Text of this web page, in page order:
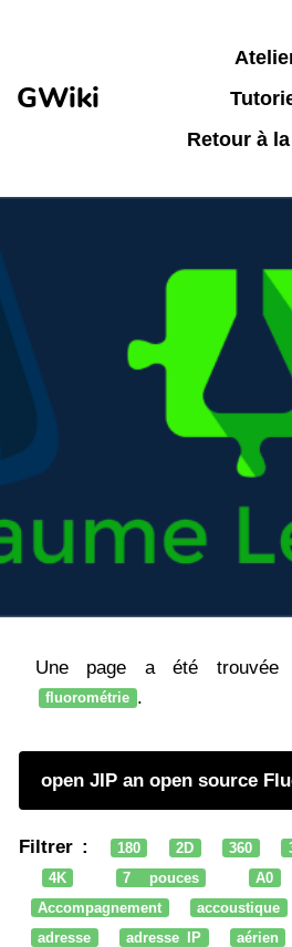
GWiki
Retour à
Une page a été
fluorométrie .
open JIP an open source
Filtrer : 180 2D 360
4K
7 pouces A0
Accompagnement
accoustique
adresse
adresse IP aérien